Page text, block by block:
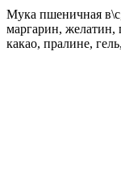
Мука пшеничная
маргарин, желатин,
какао, пралине,